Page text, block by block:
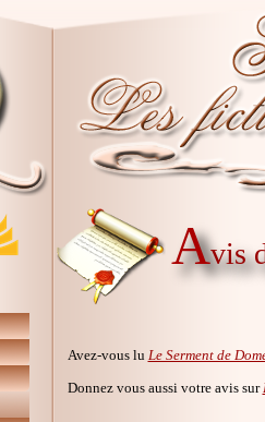
Avis
Avez-vous lu Le Serment de
Donnez vous aussi votre avis sur